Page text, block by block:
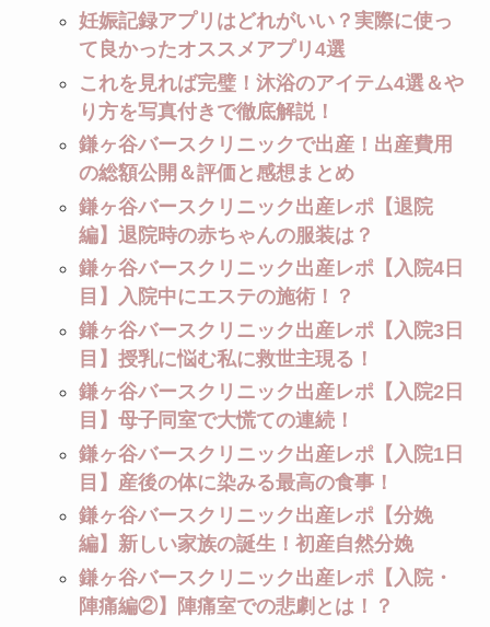
妊娠記録アプリはどれがいい？実際に使っ
て良かったオススメアプリ4選
これを見れば完璧！沐浴のアイテム4選＆や
り方を写真付きで徹底解説！
鎌ヶ谷バースクリニックで出産！出産費用
の総額公開＆評価と感想まとめ
鎌ヶ谷バースクリニック出産レポ【退院
編】退院時の赤ちゃんの服装は？
鎌ヶ谷バースクリニック出産レポ【入院4日
目】入院中にエステの施術！？
鎌ヶ谷バースクリニック出産レポ【入院3日
目】授乳に悩む私に救世主現る！
鎌ヶ谷バースクリニック出産レポ【入院2日
目】母子同室で大慌ての連続！
鎌ヶ谷バースクリニック出産レポ【入院1日
目】産後の体に染みる最高の食事！
鎌ヶ谷バースクリニック出産レポ【分娩
編】新しい家族の誕生！初産自然分娩
鎌ヶ谷バースクリニック出産レポ【入院・
陣痛編②】陣痛室での悲劇とは！？